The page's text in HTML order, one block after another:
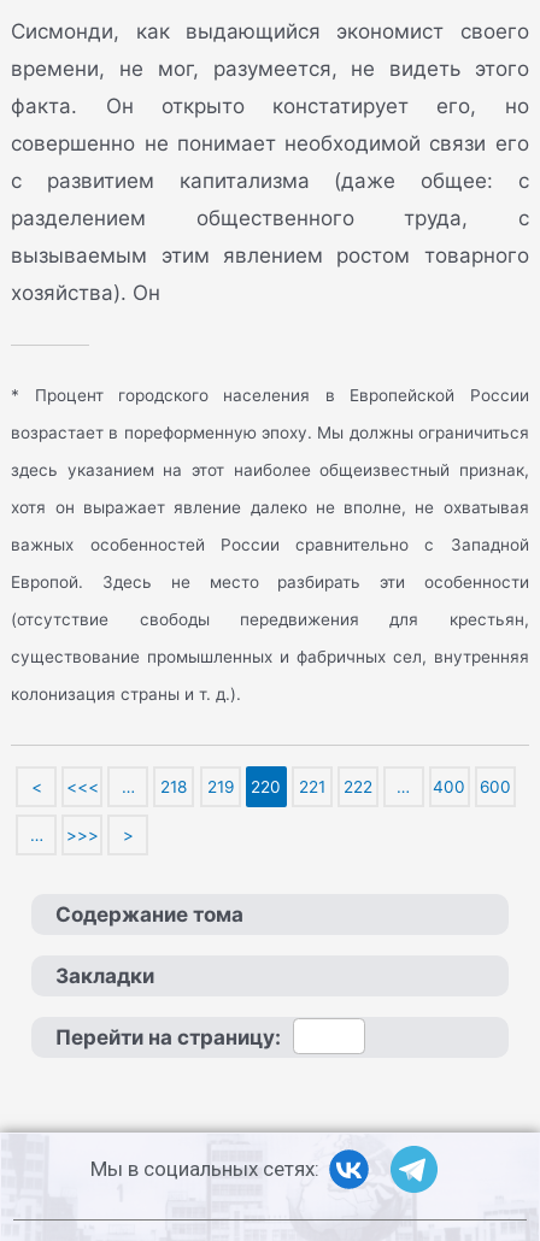
Сисмонди, как выдающийся экономист своего
времени, не мог, разумеется, не видеть этого
факта. Он открыто констатирует его, но
совершенно не понимает необходимой связи его
с развитием капитализма (даже общее: с
разделением общественного труда, с
вызываемым этим явлением ростом товарного
хозяйства). Он
* Процент городского населения в Европейской России
возрастает в пореформенную эпоху. Мы должны ограничиться
здесь указанием на этот наиболее общеизвестный признак,
хотя он выражает явление далеко не вполне, не охватывая
важных особенностей России сравнительно с Западной
Европой. Здесь не место разбирать эти особенности
(отсутствие свободы передвижения для крестьян,
существование промышленных и фабричных сел, внутренняя
колонизация страны и т. д.).
< <<< … 218 219 220 221 222 … 400 600
… >>> >
Содержание тома
Закладки
Перейти на страницу:
Мы в социальных сетях: